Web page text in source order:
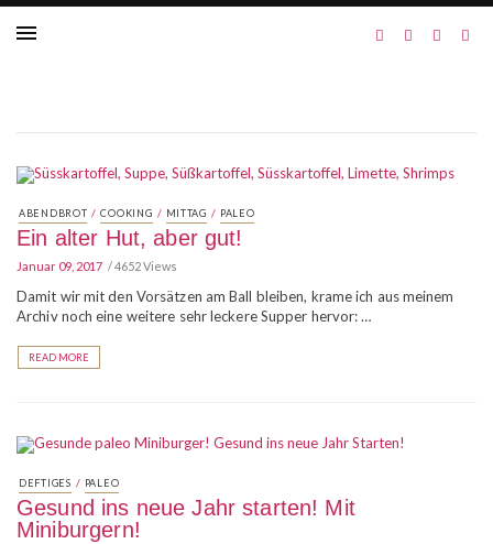
ABENDBROT / COOKING / MITTAG / PALEO
Ein alter Hut, aber gut!
Januar 09, 2017 4652 Views
Damit wir mit den Vorsätzen am Ball bleiben, krame ich aus meinem
Archiv noch eine weitere sehr leckere Supper hervor: …
READ MORE
DEFTIGES / PALEO
Gesund ins neue Jahr starten! Mit
Miniburgern!